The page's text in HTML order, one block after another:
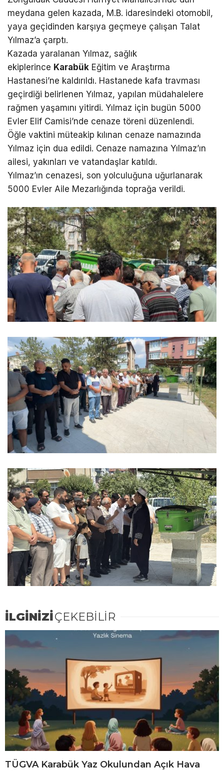
meydana gelen kazada, M.B. idaresindeki otomobil,
yaya geçidinden karşıya geçmeye çalışan Talat
Yılmaz’a çarptı.
Kazada yaralanan Yılmaz, sağlık
ekiplerince Karabük Eğitim ve Araştırma
Hastanesi’ne kaldırıldı. Hastanede kafa travması
geçirdiği belirlenen Yılmaz, yapılan müdahalelere
rağmen yaşamını yitirdi. Yılmaz için bugün 5000
Evler Elif Camisi’nde cenaze töreni düzenlendi.
Öğle vaktini müteakip kılınan cenaze namazında
Yılmaz için dua edildi. Cenaze namazına Yılmaz’ın
ailesi, yakınları ve vatandaşlar katıldı.
Yılmaz’ın cenazesi, son yolculuğuna uğurlanarak
5000 Evler Aile Mezarlığında toprağa verildi.
İLGİNİZİÇEKEBİLİR
TÜGVA Karabük Yaz Okulundan Açık Hava